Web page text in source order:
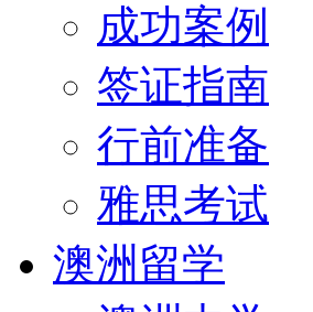
成功案例
签证指南
行前准备
雅思考试
澳洲留学